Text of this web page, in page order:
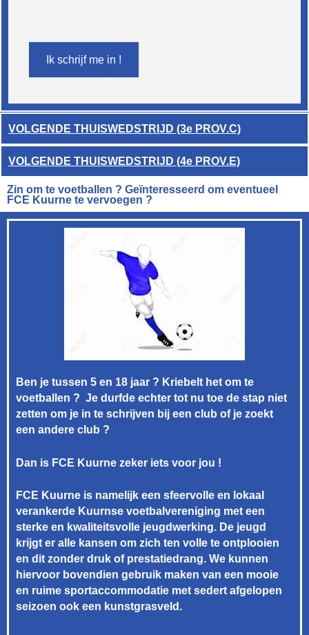
Ik schrijf me in !
VOLGENDE THUISWEDSTRIJD (3e PROV.C)
VOLGENDE THUISWEDSTRIJD (4e PROV.E)
Zin om te voetballen ? Geïnteresseerd om eventueel
FCE Kuurne te vervoegen ?
Ben je tussen 5 en 18 jaar ? Kriebelt het om te
voetballen ? Je durfde echter tot nu toe de stap niet
zetten om je in te schrijven bij een club of je zoekt
een andere club ?
Dan is FCE Kuurne zeker iets voor jou !
FCE Kuurne is namelijk een sfeervolle en lokaal
verankerde Kuurnse voetbalvereniging met een
sterke en kwaliteitsvolle jeugdwerking. De jeugd
krijgt er alle kansen om zich ten volle te ontplooien
en dit zonder druk of prestatiedrang. We kunnen
hiervoor bovendien gebruik maken van een mooie
en ruime sportaccommodatie met sedert afgelopen
seizoen ook een kunstgrasveld.